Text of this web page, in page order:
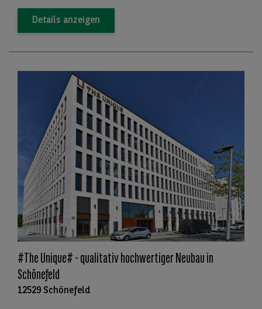
Details anzeigen
#The Unique# - qualitativ hochwertiger Neubau in
Schönefeld
12529 Schönefeld